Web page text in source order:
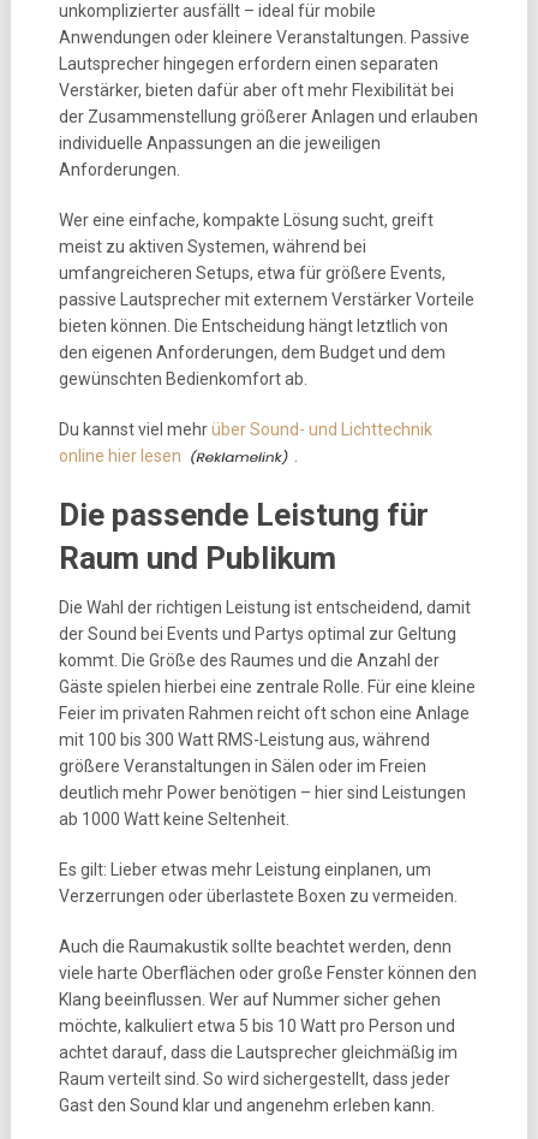
unkomplizierter ausfällt – ideal für mobile
Anwendungen oder kleinere Veranstaltungen. Passive
Lautsprecher hingegen erfordern einen separaten
Verstärker, bieten dafür aber oft mehr Flexibilität bei
der Zusammenstellung größerer Anlagen und erlauben
individuelle Anpassungen an die jeweiligen
Anforderungen.
Wer eine einfache, kompakte Lösung sucht, greift
meist zu aktiven Systemen, während bei
umfangreicheren Setups, etwa für größere Events,
passive Lautsprecher mit externem Verstärker Vorteile
bieten können. Die Entscheidung hängt letztlich von
den eigenen Anforderungen, dem Budget und dem
gewünschten Bedienkomfort ab.
Du kannst viel mehrüber Sound- und Lichttechnik
online hier lesen
Die passende Leistung für
Raum und Publikum
Die Wahl der richtigen Leistung ist entscheidend, damit
der Sound bei Events und Partys optimal zur Geltung
kommt. Die Größe des Raumes und die Anzahl der
Gäste spielen hierbei eine zentrale Rolle. Für eine kleine
Feier im privaten Rahmen reicht oft schon eine Anlage
mit 100 bis 300 Watt RMS-Leistung aus, während
größere Veranstaltungen in Sälen oder im Freien
deutlich mehr Power benötigen – hier sind Leistungen
ab 1000 Watt keine Seltenheit.
Es gilt: Lieber etwas mehr Leistung einplanen, um
Verzerrungen oder überlastete Boxen zu vermeiden.
Auch die Raumakustik sollte beachtet werden, denn
viele harte Oberflächen oder große Fenster können den
Klang beeinflussen. Wer auf Nummer sicher gehen
möchte, kalkuliert etwa 5 bis 10 Watt pro Person und
achtet darauf, dass die Lautsprecher gleichmäßig im
Raum verteilt sind. So wird sichergestellt, dass jeder
Gast den Sound klar und angenehm erleben kann.